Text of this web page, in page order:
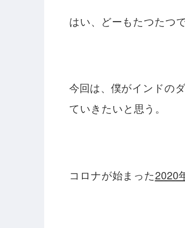
はい、どーもたつたつで
今回は、僕がインドの
ていきたいと思う。
コロナが始まった2020